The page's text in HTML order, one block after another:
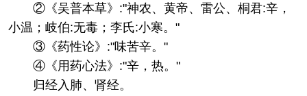
②《吴普本草》:"神农、黄帝、雷公、桐君:辛，
小温；岐伯:无毒；李氏:小寒。"
③《药性论》:"味苦辛。"
④《用药心法》:"辛，热。"
归经 入肺、肾经。